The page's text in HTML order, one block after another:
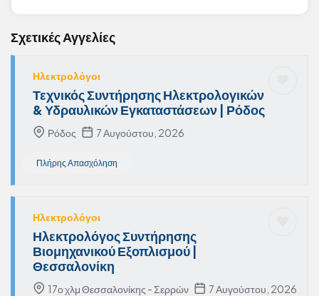
Σχετικές Αγγελίες
Ηλεκτρολόγοι
Τεχνικός Συντήρησης Ηλεκτρολογικών
& Υδραυλικών Εγκαταστάσεων | Ρόδος
Ρόδος 7 Αυγούστου, 2026
Πλήρης Απασχόληση
Ηλεκτρολόγοι
Ηλεκτρολόγος Συντήρησης
Βιομηχανικού Εξοπλισμού |
Θεσσαλονίκη
17ο χλμ Θεσσαλονίκης - Σερρών 7 Αυγούστου, 2026